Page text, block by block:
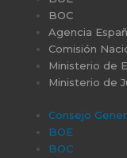
BOC
Agencia
Comisión
Ministerio de
Ministerio de
Consejo
BOE
BOC